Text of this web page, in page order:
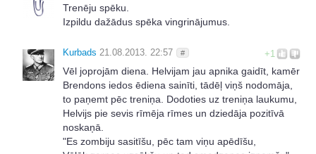
Trenēju spēku.
Izpildu dažādus spēka vingrinājumus.
+1
Kurbads 21.08.2013. 22:57 #
Vēl joprojām diena. Helvijam jau apnika gaidīt, kamēr
Brendons iedos ēdiena sainīti, tādēļ viņš nodomāja,
to paņemt pēc treniņa. Dodoties uz treniņa laukumu,
Helvijs pie sevis rīmēja rīmes un dziedāja pozitīvā
noskaņā.
"Es zombiju sasitīšu, pēc tam viņu apēdīšu,